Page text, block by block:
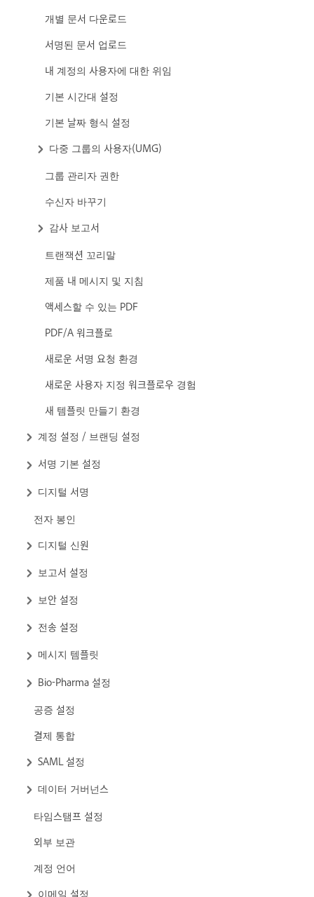
개별 문서 다운로드
서명된 문서 업로드
내 계정의 사용자에 대한 위임
기본 시간대 설정
기본 날짜 형식 설정
다중 그룹의 사용자(UMG)
그룹 관리자 권한
수신자 바꾸기
감사 보고서
트랜잭션 꼬리말
제품 내 메시지 및 지침
액세스할 수 있는 PDF
PDF/A 워크플로
새로운 서명 요청 환경
새로운 사용자 지정 워크플로우 경험
새 템플릿 만들기 환경
계정 설정 / 브랜딩 설정
서명 기본 설정
디지털 서명
전자 봉인
디지털 신원
보고서 설정
보안 설정
전송 설정
메시지 템플릿
Bio-Pharma 설정
공증 설정
결제 통합
SAML 설정
데이터 거버넌스
타임스탬프 설정
외부 보관
계정 언어
이메일 설정